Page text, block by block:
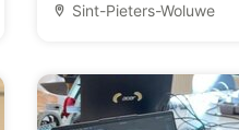
Sint-Pieters-Woluwe